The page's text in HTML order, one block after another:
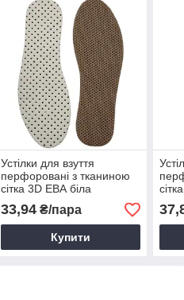
Устілки для взуття
перфоровані з тканиною
сітка 3D ЕВА біла
(37р/23,3 см/0,3 см)
коричневі
33,94₴/пара
Купити